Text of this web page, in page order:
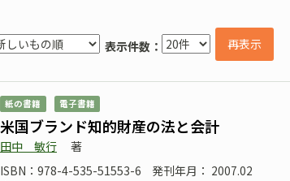
表示件数： 再表示
紙の書籍 電子書籍
米国ブランド知的財産の法と会計
田中 敏行
著
ISBN：978-4-535-51553-6
発刊年月： 2007.02